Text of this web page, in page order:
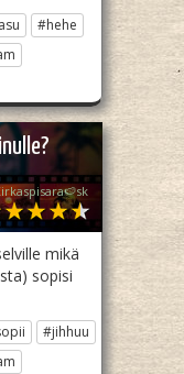
#hehe
mikä
sopisi
#jihhuu